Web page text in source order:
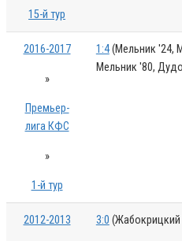
15-й тур
2016-2017
»
Премьер-
лига КФС
»
1-й тур
1:4(Мельник '24,
Мельник '80,
2012-2013 3:0 (Жабокрицкий